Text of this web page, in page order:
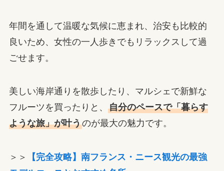
年間を通して温暖な気候に恵まれ、治安も比較的
良いため、女性の一人歩きでもリラックスして過
ごせます。
美しい海岸通りを散歩したり、マルシェで新鮮な
フルーツを買ったりと、 自分のペースで「暮らす
ような旅」が叶うのが最大の魅力です。
＞＞
【完全攻略】南フランス・ニース観光の最強